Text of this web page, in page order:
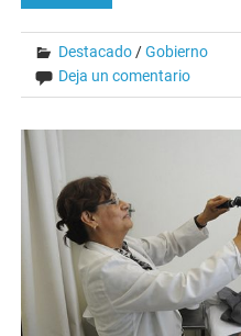
Destacado /Gobierno
Deja un comentario